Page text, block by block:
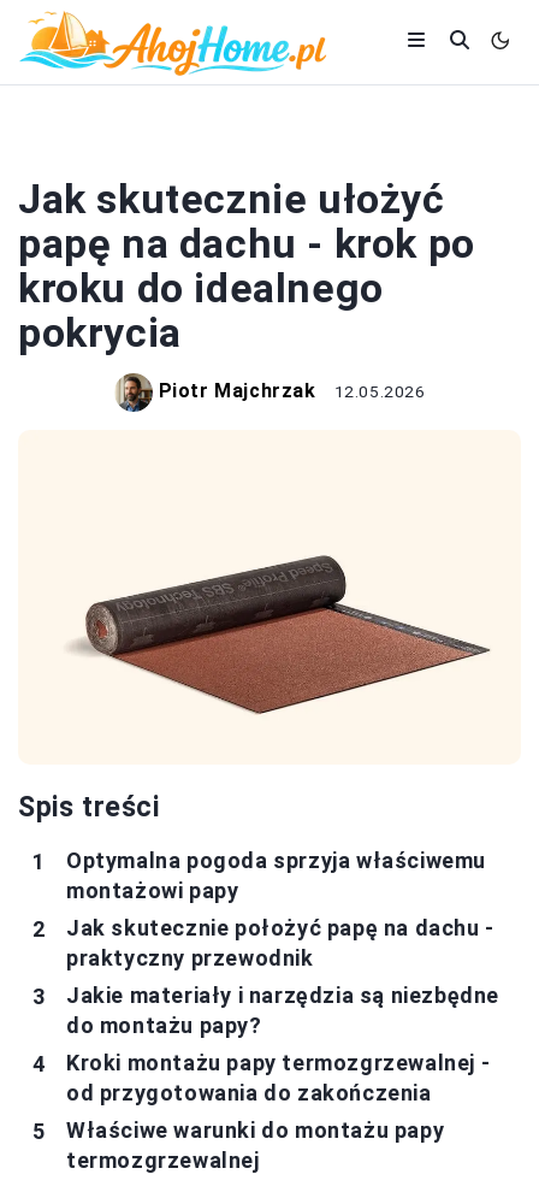
Jak skutecznie ułożyć
papę na dachu - krok po
kroku do idealnego
pokrycia
Piotr Majchrzak 12.05.2026
Spis treści
Optymalna pogoda sprzyja właściwemu
montażowi papy
Jak skutecznie położyć papę na dachu -
praktyczny przewodnik
Jakie materiały i narzędzia są niezbędne
do montażu papy?
Kroki montażu papy termozgrzewalnej -
od przygotowania do zakończenia
Właściwe warunki do montażu papy
termozgrzewalnej